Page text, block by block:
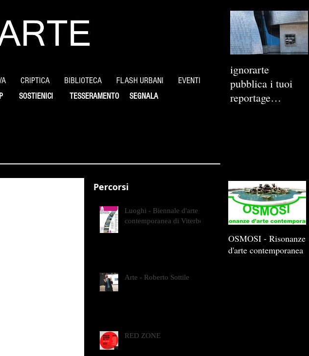
CRIPTICA BIBLIOTECA FLASH URBANI EVENTI
SOSTIENICI SEGNALA
TESSERAMENTO
ignorarte
pubblica i tuoi
reportage
Percorsi
Luoghi - Biennale d'arte
contemporanea di Viterbo
Arte - Roberto Sottile
RED ZONE
OSMOSI - Risonanze
d'arte contemporanea